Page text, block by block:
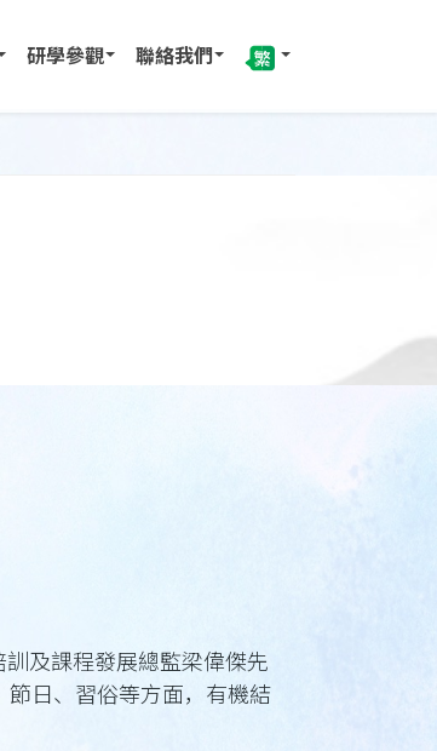
研學參觀 聯絡我們
及課程發展總監梁偉傑先
日、習俗等方面，有機結